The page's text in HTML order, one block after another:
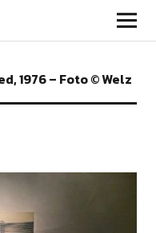
1976 – Foto © Welz